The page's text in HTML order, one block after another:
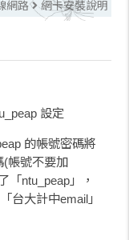
網路 網卡安裝說明
設定
的帳號密碼將
(帳號不要加
「ntu_peap」，
台大計中email」